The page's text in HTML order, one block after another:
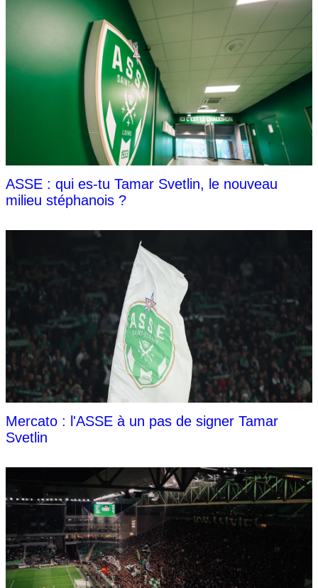
ASSE : qui es-tu Tamar Svetlin, le nouveau
milieu stéphanois ?
Mercato : l'ASSE à un pas de signer Tamar
Svetlin